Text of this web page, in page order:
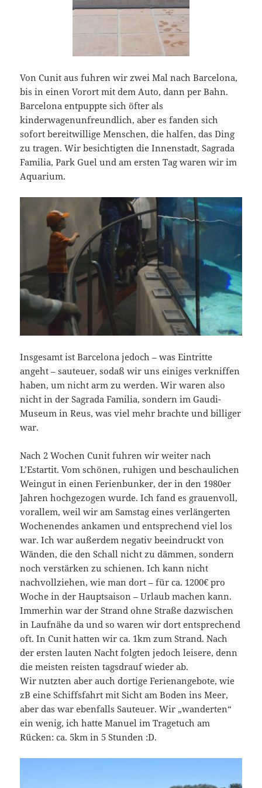
Von Cunit aus fuhren wir zwei Mal nach Barcelona,
bis in einen Vorort mit dem Auto, dann per Bahn.
Barcelona entpuppte sich öfter als
kinderwagenunfreundlich, aber es fanden sich
sofort bereitwillige Menschen, die halfen, das Ding
zu tragen. Wir besichtigten die Innenstadt, Sagrada
Familia, Park Guel und am ersten Tag waren wir im
Aquarium.
Insgesamt ist Barcelona jedoch – was Eintritte
angeht – sauteuer, sodaß wir uns einiges verkniffen
haben, um nicht arm zu werden. Wir waren also
nicht in der Sagrada Familia, sondern im Gaudi-
Museum in Reus, was viel mehr brachte und billiger
war.
Nach 2 Wochen Cunit fuhren wir weiter nach
L’Estartit. Vom schönen, ruhigen und beschaulichen
Weingut in einen Ferienbunker, der in den 1980er
Jahren hochgezogen wurde. Ich fand es grauenvoll,
vorallem, weil wir am Samstag eines verlängerten
Wochenendes ankamen und entsprechend viel los
war. Ich war außerdem negativ beeindruckt von
Wänden, die den Schall nicht zu dämmen, sondern
noch verstärken zu schienen. Ich kann nicht
nachvollziehen, wie man dort – für ca. 1200€ pro
Woche in der Hauptsaison – Urlaub machen kann.
Immerhin war der Strand ohne Straße dazwischen
in Laufnähe da und so waren wir dort entsprechend
oft. In Cunit hatten wir ca. 1km zum Strand. Nach
der ersten lauten Nacht folgten jedoch leisere, denn
die meisten reisten tagsdrauf wieder ab.
Wir nutzten aber auch dortige Ferienangebote, wie
zB eine Schiffsfahrt mit Sicht am Boden ins Meer,
aber das war ebenfalls Sauteuer. Wir „wanderten“
ein wenig, ich hatte Manuel im Tragetuch am
Rücken: ca. 5km in 5 Stunden :D.